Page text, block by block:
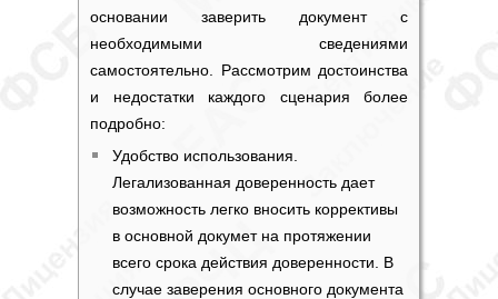
основании заверить документ с
необходимыми сведениями
самостоятельно. Рассмотрим достоинства
и недостатки каждого сценария более
подробно:
Удобство использования.
Легализованная доверенность дает
возможность легко вносить коррективы
в основной докумет на протяжении
всего срока действия доверенности. В
случае заверения основного документа